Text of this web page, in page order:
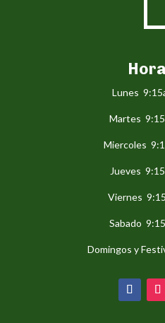
Lunes
Martes
Miercoles
Jueves
Viernes
Sabado
Domingos y